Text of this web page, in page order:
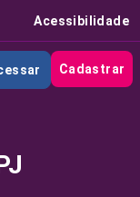
Acessibilidade
Cadastrar